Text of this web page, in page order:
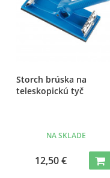
Storch brúska na
teleskopickú tyč
NA SKLADE
12,50 €